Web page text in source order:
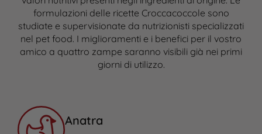
formulazioni delle ricette Croccacoccole sono
studiate e supervisionate da nutrizionisti specializzati
nel pet food. I miglioramenti e i benefici per il vostro
amico a quattro zampe saranno visibili già nei primi
giorni di utilizzo.
Anatra